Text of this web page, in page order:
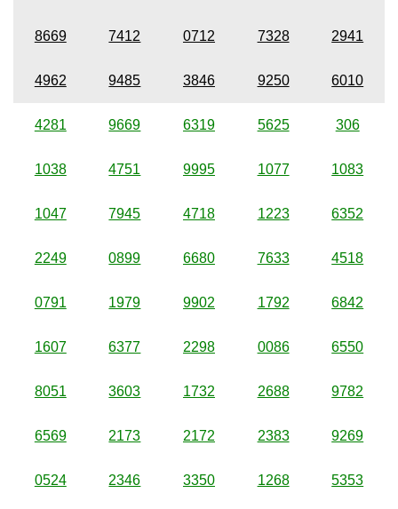
8669 7412 0712 7328 2941
4962 9485 3846 9250 6010
4281 9669 6319 5625 306
1038 4751 9995 1077 1083
1047 7945 4718 1223 6352
2249 0899 6680 7633 4518
0791 1979 9902 1792 6842
1607 6377 2298 0086 6550
8051 3603 1732 2688 9782
6569 2173 2172 2383 9269
0524 2346 3350 1268 5353